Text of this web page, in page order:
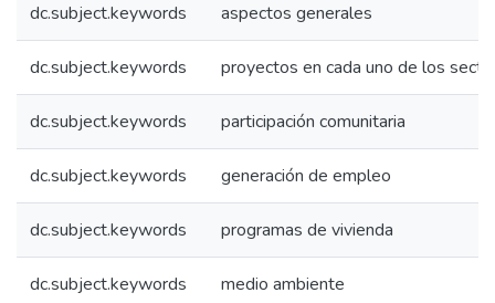
dc.subject.keywords aspectos generales
dc.subject.keywords proyectos en cada uno de los
dc.subject.keywords participación comunitaria
dc.subject.keywords generación de empleo
dc.subject.keywords programas de vivienda
dc.subject.keywords medio ambiente